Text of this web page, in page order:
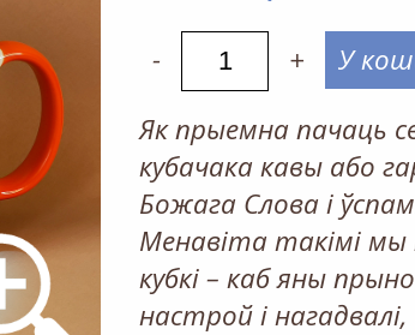
- +
У
Як прыемна пачаць
кубачака кавы або
Божага Слова і
Менавіта такімі мы
кубкі – каб яны
настрой і